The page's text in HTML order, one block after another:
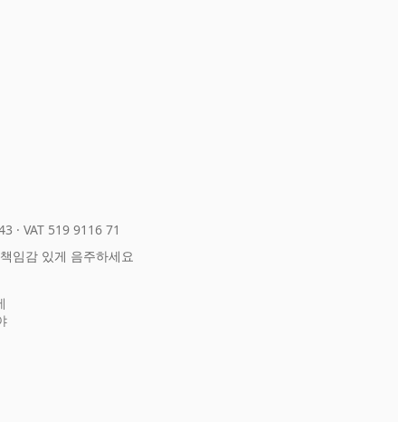
· VAT 519 9116 71
책임감 있게 음주하세요